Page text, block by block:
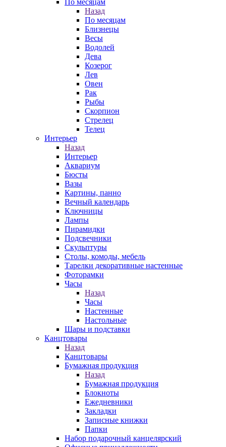
По месяцам
Назад
По месяцам
Близнецы
Весы
Водолей
Дева
Козерог
Лев
Овен
Рак
Рыбы
Скорпион
Стрелец
Телец
Интерьер
Назад
Интерьер
Аквариум
Бюсты
Вазы
Картины, панно
Вечный календарь
Ключницы
Лампы
Пирамидки
Подсвечники
Скульптуры
Столы, комоды, мебель
Тарелки декоративные настенные
Фоторамки
Часы
Назад
Часы
Настенные
Настольные
Шары и подставки
Канцтовары
Назад
Канцтовары
Бумажная продукция
Назад
Бумажная продукция
Блокноты
Ежедневники
Закладки
Записные книжки
Папки
Набор подарочный канцелярский